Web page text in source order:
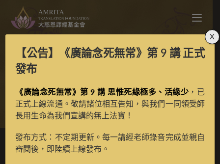
金剛鬘之法界語王彩唐
> 典藏館 > 納塘百法、金剛鬘
金剛鬘之法界語王彩唐
【公告】 《廣論念死無常》第 9 講正式
發布
《廣論念死無常》第 9 講 思惟死緣極多、活緣少 ，已
正式上線流通。敬請諸位相互告知，與我們一同領受師
長用生命為我們宣講的無上法寶！
發布方式：不定期更新。每一講經老師錄音完成並親自
審閱後，即陸續上線發布。
X